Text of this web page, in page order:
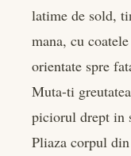
latime de sold,
mana, cu
orientate spre
Muta-ti
piciorul drept in
Pliaza corpul